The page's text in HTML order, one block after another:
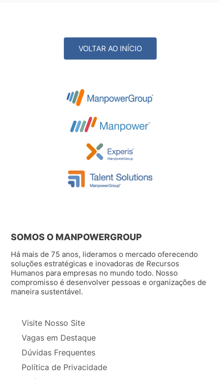
VOLTAR AO INÍCIO
SOMOS O MANPOWERGROUP
Há mais de 75 anos, lideramos o mercado oferecendo
soluções estratégicas e inovadoras de Recursos
Humanos para empresas no mundo todo. Nosso
compromisso é desenvolver pessoas e organizações de
maneira sustentável.
Visite Nosso Site
Vagas em Destaque
Dúvidas Frequentes
Política de Privacidade